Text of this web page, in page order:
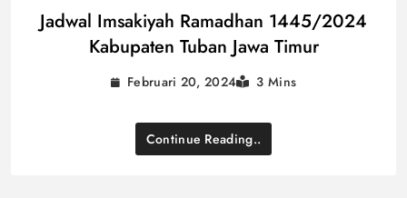
Jadwal Imsakiyah Ramadhan 1445/2024
Kabupaten Tuban Jawa Timur
Februari 20, 2024 3 Mins
Continue Reading..